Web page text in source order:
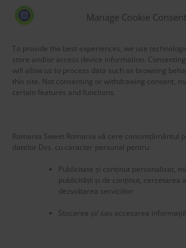
Manage Cookie Consent
To provide the best experiences, we use
store and/or access device information.
will allow us to process data such as browsing
this site. Not consenting or withdrawing consent,
certain features and functions.
Romania Sweet Romania vă cere consimțământul
datelor Dvs. cu caracter personal pentru:
Publicitate și conținut personalizat,
publicității și de conținut, cercetarea
dezvoltarea serviciilor
Stocarea și/ sau accesarea
August 2020
July 2020
May 2020
53,177 hits